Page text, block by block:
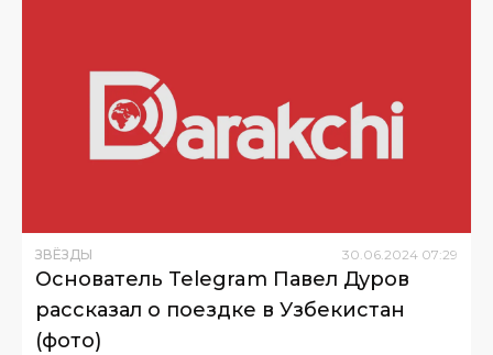
ЗВЁЗДЫ 30.06.2024 07:29
Основатель Telegram Павел Дуров
рассказал о поездке в Узбекистан
(фото)